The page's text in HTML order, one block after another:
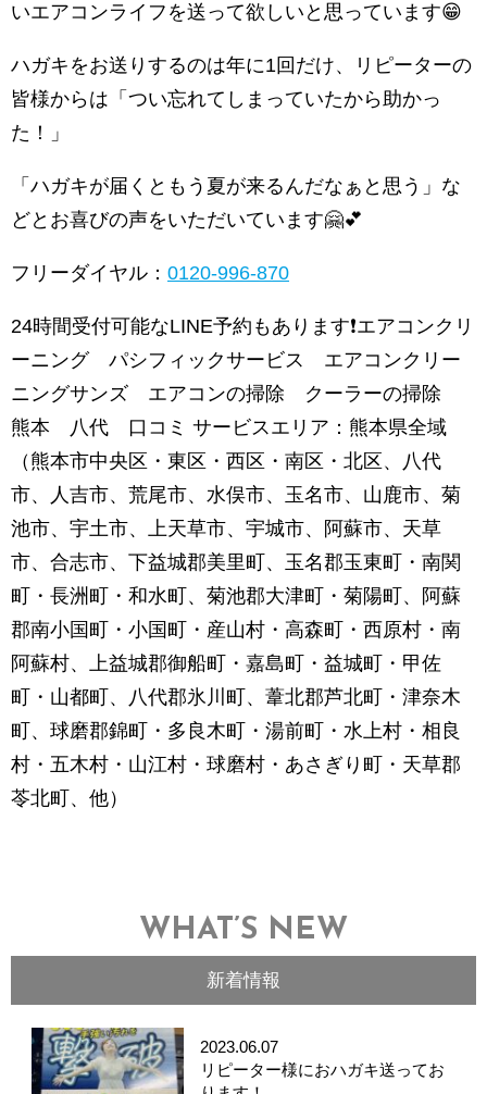
いエアコンライフを送って欲しいと思っています😁
ハガキをお送りするのは年に1回だけ、リピーターの
皆様からは「つい忘れてしまっていたから助かっ
た！」
「ハガキが届くともう夏が来るんだなぁと思う」な
どとお喜びの声をいただいています🤗💕
フリーダイヤル： 0120-996-870
24時間受付可能なLINE予約もあります❗️エアコンクリ
ーニング パシフィックサービス エアコンクリー
ニングサンズ エアコンの掃除 クーラーの掃除
熊本 八代 口コミ サービスエリア：熊本県全域
（熊本市中央区・東区・西区・南区・北区、八代
市、人吉市、荒尾市、水俣市、玉名市、山鹿市、菊
池市、宇土市、上天草市、宇城市、阿蘇市、天草
市、合志市、下益城郡美里町、玉名郡玉東町・南関
町・長洲町・和水町、菊池郡大津町・菊陽町、阿蘇
郡南小国町・小国町・産山村・高森町・西原村・南
阿蘇村、上益城郡御船町・嘉島町・益城町・甲佐
町・山都町、八代郡氷川町、葦北郡芦北町・津奈木
町、球磨郡錦町・多良木町・湯前町・水上村・相良
村・五木村・山江村・球磨村・あさぎり町・天草郡
苓北町、他）
WHAT’S NEW
新着情報
2023.06.07
リピーター様におハガキ送ってお